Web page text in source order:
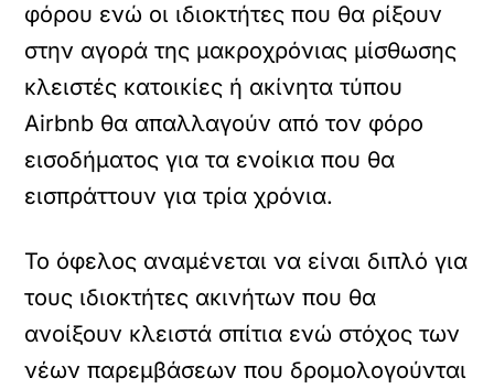
φόρου ενώ οι ιδιοκτήτες που θα ρίξουν
στην αγορά της μακροχρόνιας μίσθωσης
κλειστές κατοικίες ή ακίνητα τύπου
Airbnb θα απαλλαγούν από τον φόρο
εισοδήματος για τα ενοίκια που θα
εισπράττουν για τρία χρόνια.
Το όφελος αναμένεται να είναι διπλό για
τους ιδιοκτήτες ακινήτων που θα
ανοίξουν κλειστά σπίτια ενώ στόχος των
νέων παρεμβάσεων που δρομολογούνται